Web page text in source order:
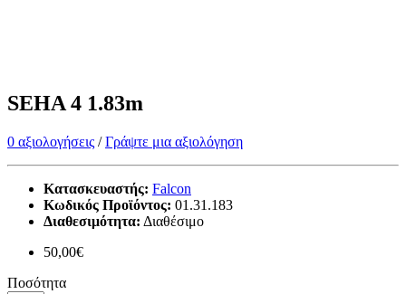
SEHA 4 1.83m
0 αξιολογήσεις /Γράψτε μια αξιολόγηση
Κατασκευαστής: Falcon
Κωδικός Προϊόντος: 01.31.183
Διαθεσιμότητα: Διαθέσιμο
50,00€
Ποσότητα